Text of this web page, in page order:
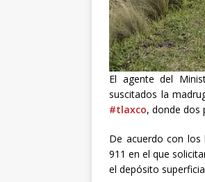
El agente del
suscitados la
#tlaxco, donde dos
De acuerdo con los
911 en el que
el depósito